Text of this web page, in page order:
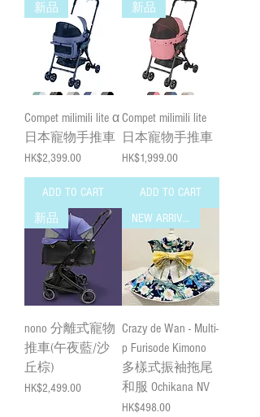
新品
Compet milimili lite α
日本寵物手推車
Price
HK$2,399.00
ADD TO CART
新品
Compet milimili lite
日本寵物手推車
Price
HK$1,999.00
ADD TO CART
新品
nono 分離式寵物
推車(午夜藍/沙
丘棕)
Price
HK$2,499.00
NEW ARRIVAL
Crazy de Wan - Multi-
p Furisode Kimono
多樣式振袖拖尾
和服 Ochikana NV
Price
HK$498.00